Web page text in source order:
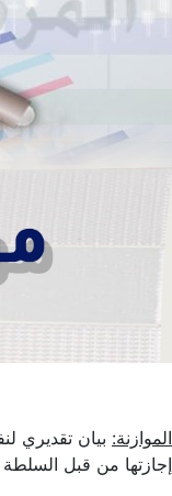
الموازنة: بيان تقديري
إجازتها من قبل السلطة